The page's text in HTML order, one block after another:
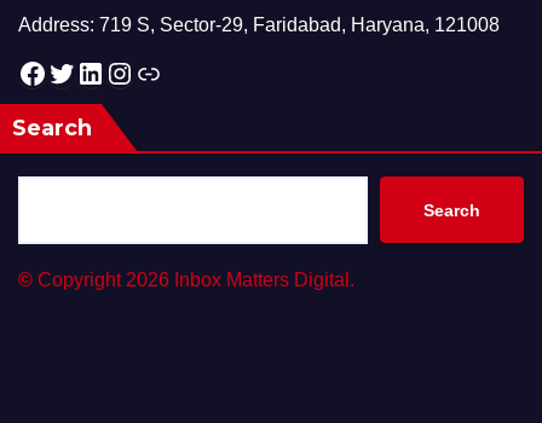
Address: 719 S, Sector-29, Faridabad, Haryana, 121008
Facebook Twitter LinkedIn Instagram Link
Search
Search
© Copyright 2026 Inbox Matters Digital.